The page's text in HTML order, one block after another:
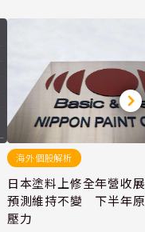
海外個股解析
日本塗料上修全年營收
預測維持不變 下半年
壓力